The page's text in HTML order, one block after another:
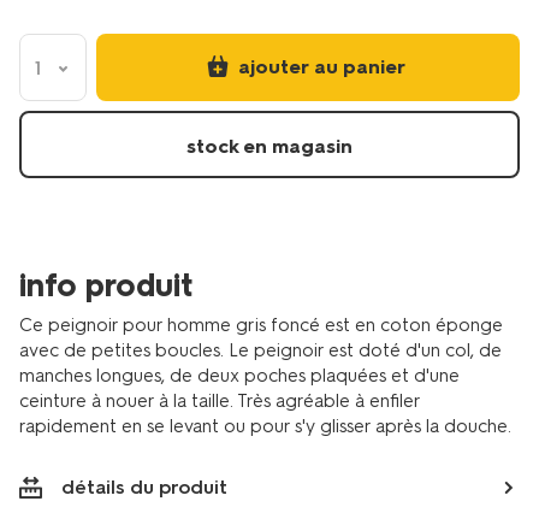
1 ajouter au panier
stock en magasin
info produit
Ce peignoir pour homme gris foncé est en coton éponge
avec de petites boucles. Le peignoir est doté d'un col, de
manches longues, de deux poches plaquées et d'une
ceinture à nouer à la taille. Très agréable à enfiler
rapidement en se levant ou pour s'y glisser après la douche.
détails du produit